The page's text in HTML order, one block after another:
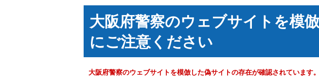
大阪府警察のウェブサイトを模
にご注意ください
大阪府警察のウェブサイトを模倣した偽サイトの存在が確認されています。